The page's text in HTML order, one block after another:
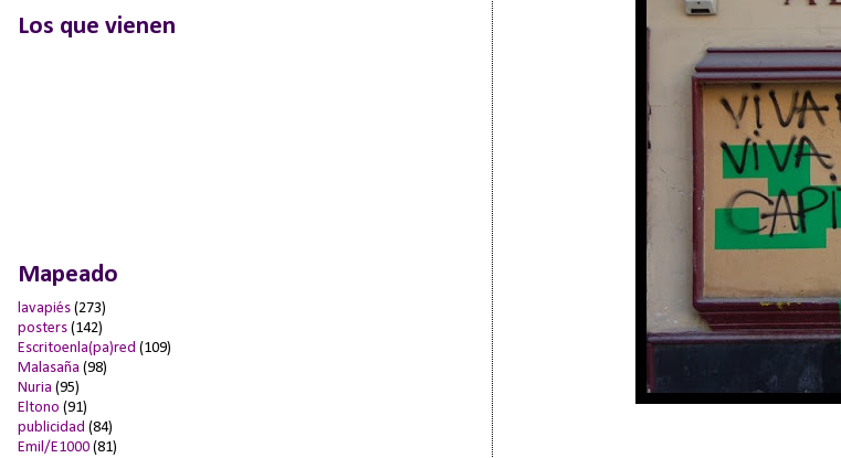
Los que vienen
Mapeado
lavapiés (273)
posters (142)
Escritoenla(pa)red (109)
Malasaña (98)
Nuria (95)
Eltono (91)
publicidad (84)
Emil/E1000 (81)